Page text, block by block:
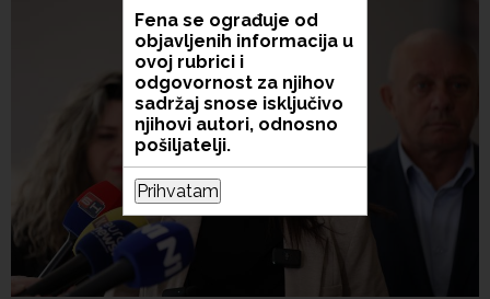
Fena se ograđuje od
objavljenih informacija u
ovoj rubrici i
odgovornost za njihov
sadržaj snose isključivo
njihovi autori, odnosno
pošiljatelji.
Prihvatam